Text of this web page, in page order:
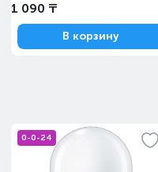
1 090 ₸
В корзину
0-0-24